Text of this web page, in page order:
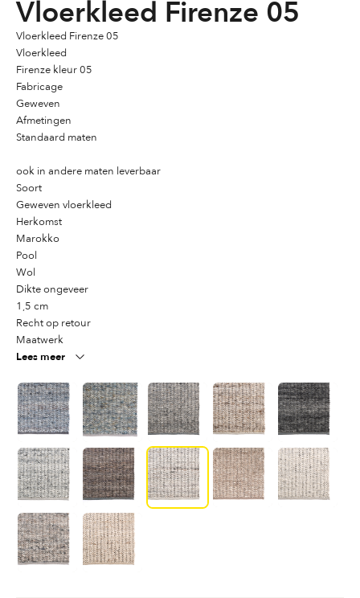
Vloerkleed Firenze 05
Vloerkleed Firenze 05
Vloerkleed
Firenze kleur 05
Fabricage
Geweven
Afmetingen
Standaard maten
ook in andere maten leverbaar
Soort
Geweven vloerkleed
Herkomst
Marokko
Pool
Wol
Dikte ongeveer
1,5 cm
Recht op retour
Maatwerk
Lees meer